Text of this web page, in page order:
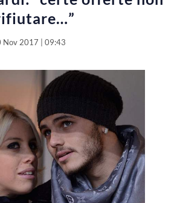
Nov 2017 | 09:43